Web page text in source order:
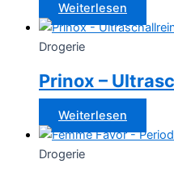
Weiterlesen
Drogerie
Prinox –
Weiterlesen
Drogerie